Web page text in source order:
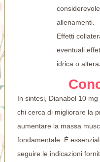
allenamenti.
Effetti
eventuali
idrica o
In sintesi, Dianabol 10
chi cerca di migliorare la
aumentare la massa
fondamentale. È
seguire le indicazioni